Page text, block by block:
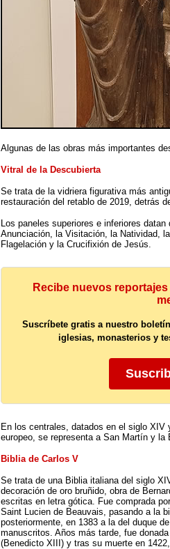
Algunas de las obras más importantes
Vitral de la Descubierta
Se trata de la vidriera figurativa más
restauración del retablo de 2019, detrás
Los paneles superiores e inferiores
Anunciación, la Visitación, la Natividad,
Flagelación y la Crucifixión de Jesús.
Recibe nuevos
Suscríbete gratis a nuestro
iglesias, monasterios y
En los centrales, datados en el siglo XIV
europeo, se representa a San Martín y
Biblia de Carlos V
Se trata de una Biblia italiana del siglo
decoración de oro bruñido, obra de
escritas en letra gótica. Fue comprada
Saint Lucien de Beauvais, pasando a la
posteriormente, en 1383 a la del duque
manuscritos. Años más tarde, fue
(Benedicto XIII) y tras su muerte en